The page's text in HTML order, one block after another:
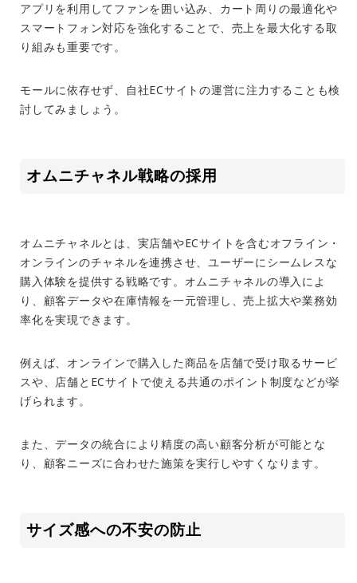
アプリを利用してファンを囲い込み、カート周りの最適化や
スマートフォン対応を強化することで、売上を最大化する取
り組みも重要です。
モールに依存せず、自社ECサイトの運営に注力することも検
討してみましょう。
オムニチャネル戦略の採用
オムニチャネルとは、実店舗やECサイトを含むオフライン・
オンラインのチャネルを連携させ、ユーザーにシームレスな
購入体験を提供する戦略です。オムニチャネルの導入によ
り、顧客データや在庫情報を一元管理し、売上拡大や業務効
率化を実現できます。
例えば、オンラインで購入した商品を店舗で受け取るサービ
スや、店舗と ECサイトで使える共通のポイント制度などが挙
げられます。
また、データの統合により精度の高い顧客分析が可能とな
り、顧客ニーズに合わせた施策を実行しやすくなります。
サイズ感への不安の防止